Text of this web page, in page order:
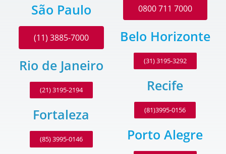
São Paulo
(11) 3885-7000
Rio de Janeiro
(21) 3195-2194
Fortaleza
(85) 3995-0146
0800 711 7000
Belo Horizonte
(31) 3195-3292
Recife
(81)3995-0156
Porto Alegre